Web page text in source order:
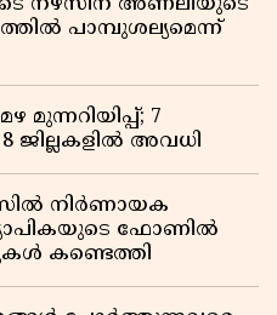
നഴ്സിന് അണലിയുടെ
പാമ്പുശല്യമെന്ന്
മുന്നറിയിപ്പ്; 7
ജില്ലകളിൽ അവധി
നിർണായക
ഫോണിൽ
കണ്ടെത്തി